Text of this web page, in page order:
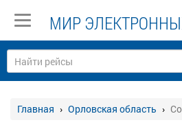
МИР
Главная Орловская область